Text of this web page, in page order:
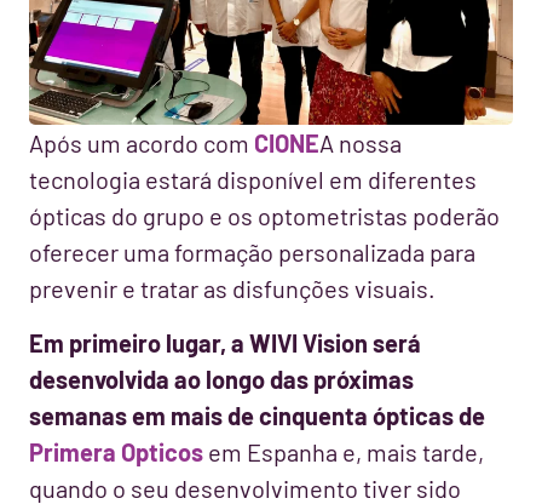
Após um acordo com CIONEA nossa
tecnologia estará disponível em diferentes
ópticas do grupo e os optometristas poderão
oferecer uma formação personalizada para
prevenir e tratar as disfunções visuais.
Em primeiro lugar, a WIVI Vision será
desenvolvida ao longo das próximas
semanas em mais de cinquenta ópticas de
Primera Opticos em Espanha e, mais tarde,
quando o seu desenvolvimento tiver sido